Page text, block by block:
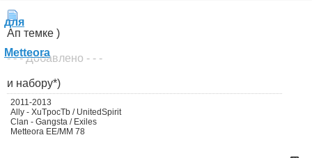
Ап темке )
- - - Добавлено - - -
и набору*)
2011-2013
Ally - XuTpocTb / UnitedSpirit
Clan - Gangsta / Exiles
Metteora EE/MM 78